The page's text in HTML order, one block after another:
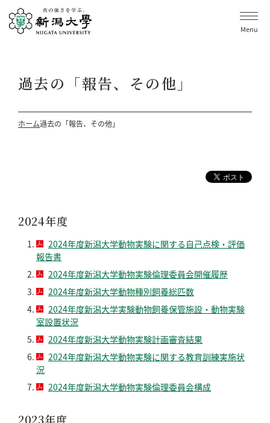
Menu
過去の「報告、その他」
ホーム過去の「報告、その他」
2024年度
2024年度新潟大学動物実験に関する自己点検・評価
報告書
2024年度新潟大学動物実験倫理委員会開催履歴
2024年度新潟大学動物種別飼養総匹数
2024年度新潟大学実験動物飼養保管施設・動物実験
室設置状況
2024年度新潟大学動物実験計画審査結果
2024年度新潟大学動物実験に関する教育訓練実施状
況
2024年度新潟大学動物実験倫理委員会構成
2023年度